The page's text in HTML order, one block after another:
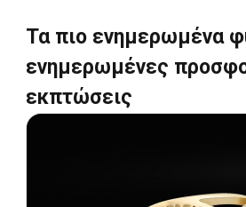
Τα πιο ενημερωμένα
ενημερωμένες
εκπτώσεις